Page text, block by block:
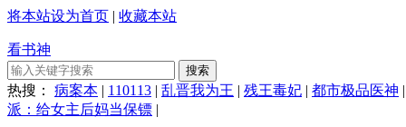
将本站设为首页 | 收藏本站
看书神
搜索
热搜： 病案本 | 110113 | 乱晋我为王 | 残王毒妃 | 都市极品医神
派：给女主后妈当保镖 |